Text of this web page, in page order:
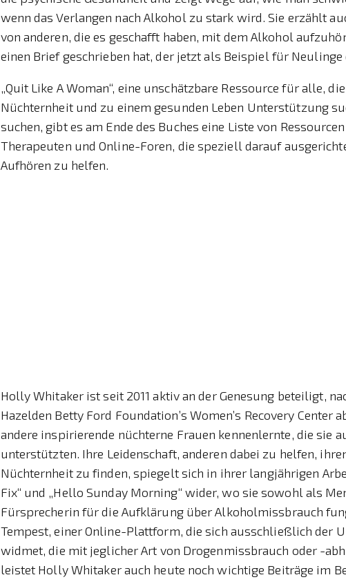
wenn das Verlangen nach Alkohol zu stark wird. Sie erzählt
von anderen, die es geschafft haben, mit dem Alkohol
einen Brief geschrieben hat, der jetzt als Beispiel für
„Quit Like A Woman“, eine unschätzbare Ressource für alle,
Nüchternheit und zu einem gesunden Leben Unterstützung
suchen, gibt es am Ende des Buches eine Liste von
Therapeuten und Online-Foren, die speziell darauf
Aufhören zu helfen.
Holly Whitaker ist seit 2011 aktiv an der Genesung beteiligt,
Hazelden Betty Ford Foundation’s Women’s Recovery Center
andere inspirierende nüchterne Frauen kennenlernte, die sie
unterstützten. Ihre Leidenschaft, anderen dabei zu helfen,
Nüchternheit zu finden, spiegelt sich in ihrer langjährigen
Fix“ und „Hello Sunday Morning“ wider, wo sie sowohl als
Fürsprecherin für die Aufklärung über Alkoholmissbrauch
Tempest, einer Online-Plattform, die sich ausschließlich der
widmet, die mit jeglicher Art von Drogenmissbrauch oder -
leistet Holly Whitaker auch heute noch wichtige Beiträge im